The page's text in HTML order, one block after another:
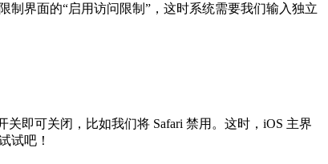
制界面的“启用访问限制”，这时系统需要我们输入独立
关即可关闭，比如我们将 Safari 禁用。这时，iOS 主界
试吧！